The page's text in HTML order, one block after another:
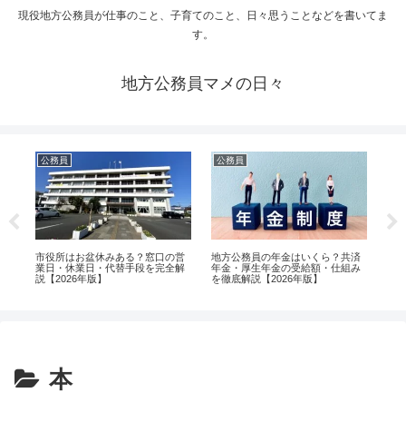
現役地方公務員が仕事のこと、子育てのこと、日々思うことなどを書いてま
す。
地方公務員マメの日々
公務員
市役所はお盆休みある？窓口の営
業日・休業日・代替手段を完全解
説【2026年版】
公務員
地方公務員の年金はいくら？共済
年金・厚生年金の受給額・仕組み
を徹底解説【2026年版】
本